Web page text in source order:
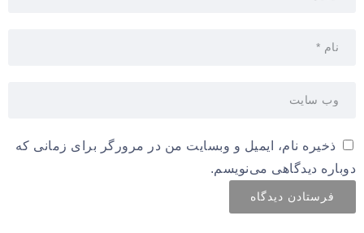
ذخیره نام، ایمیل و وبسایت من در مرورگر برای زمانی که
دوباره دیدگاهی می‌نویسم.